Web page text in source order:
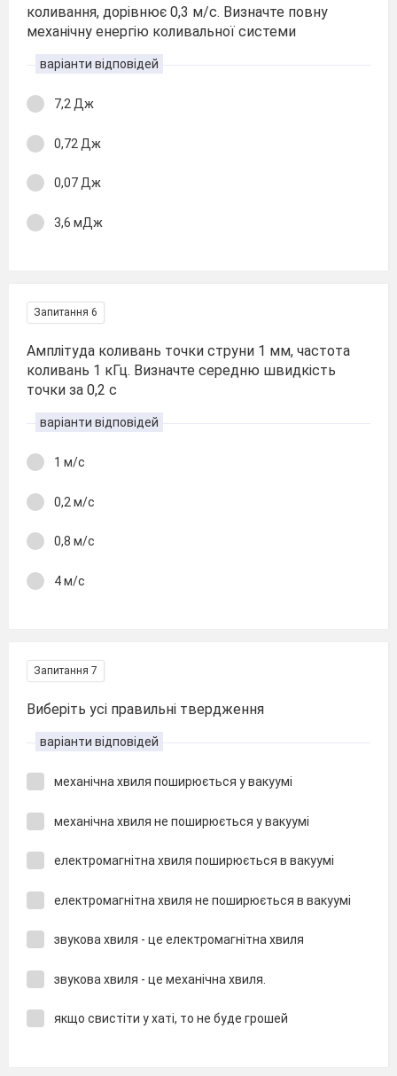
коливання, дорівнює 0,3 м/с. Визначте повну
механічну енергію коливальної системи
варіанти відповідей
7,2 Дж
0,72 Дж
0,07 Дж
3,6 мДж
Запитання 6
Амплітуда коливань точки струни 1 мм, частота
коливань 1 кГц. Визначте середню швидкість
точки за 0,2 с
варіанти відповідей
1 м/с
0,2 м/с
0,8 м/с
4 м/с
Запитання 7
Виберіть усі правильні твердження
варіанти відповідей
механічна хвиля поширюється у вакуумі
механічна хвиля не поширюється у вакуумі
електромагнітна хвиля поширюється в вакуумі
електромагнітна хвиля не поширюється в вакуумі
звукова хвиля - це електромагнітна хвиля
звукова хвиля - це механічна хвиля.
якщо свистіти у хаті, то не буде грошей